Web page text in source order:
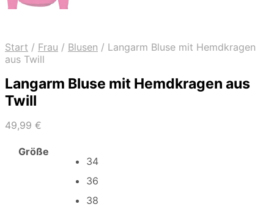
Start / Frau / Blusen / Langarm Bluse mit Hemdkragen
aus Twill
Langarm Bluse mit Hemdkragen aus
Twill
49,99 €
Größe
34
36
38